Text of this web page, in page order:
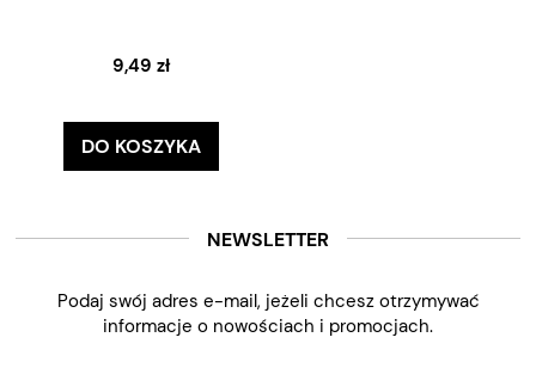
9,49 zł
DO KOSZYKA
NEWSLETTER
Podaj swój adres e-mail, jeżeli chcesz otrzymywać
informacje o nowościach i promocjach.